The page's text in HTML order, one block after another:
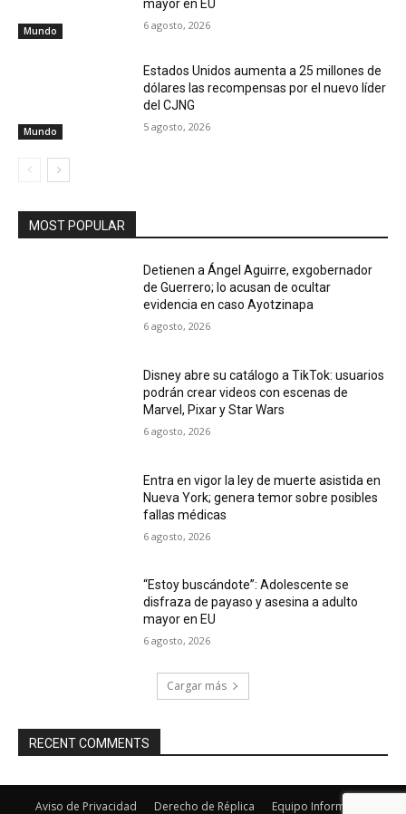
Mundo
mayor en EU
6 agosto, 2026
Mundo
Estados Unidos aumenta a 25 millones de
dólares las recompensas por el nuevo líder
del CJNG
5 agosto, 2026
MOST POPULAR
Detienen a Ángel Aguirre, exgobernador
de Guerrero; lo acusan de ocultar
evidencia en caso Ayotzinapa
6 agosto, 2026
Disney abre su catálogo a TikTok: usuarios
podrán crear videos con escenas de
Marvel, Pixar y Star Wars
6 agosto, 2026
Entra en vigor la ley de muerte asistida en
Nueva York; genera temor sobre posibles
fallas médicas
6 agosto, 2026
“Estoy buscándote”: Adolescente se
disfraza de payaso y asesina a adulto
mayor en EU
6 agosto, 2026
Cargar más
RECENT COMMENTS
Aviso de Privacidad Derecho de Réplica Equipo Informativo